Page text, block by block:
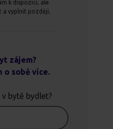
k dispozici, ale
a vyplnit později.
zájem?
o sobě více.
bytě bydlet?